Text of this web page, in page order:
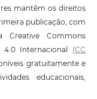
mantêm os direitos
publicação, com
Creative Commons
4.0 Internacional (CC
gratuitamente e
educacionais,